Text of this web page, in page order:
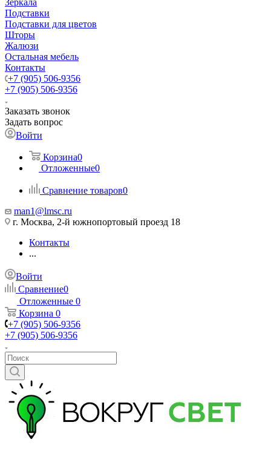
Зеркала
Подставки
Подставки для цветов
Шторы
Жалюзи
Остальная мебель
Контакты
+7 (905) 506-9356
+7 (905) 506-9356
Заказать звонок
Задать вопрос
Войти
Корзина0
Отложенные0
Сравнение товаров0
man1@lmsc.ru
г. Москва, 2-й южнопортовый проезд 18
Контакты
...
Войти
Сравнение0
Отложенные 0
Корзина 0
+7 (905) 506-9356
+7 (905) 506-9356